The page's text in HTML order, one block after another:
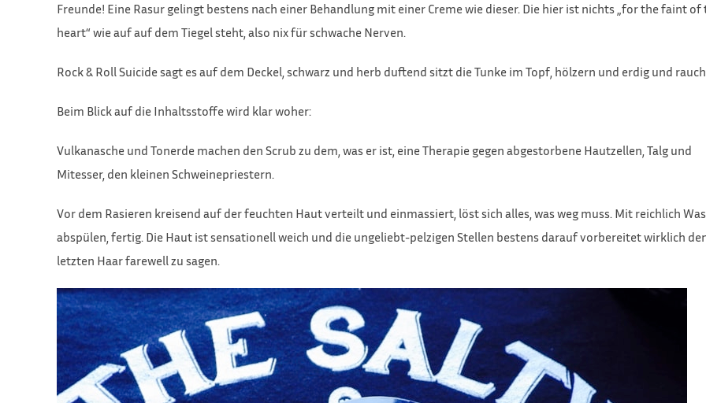
Freunde! Eine Rasur gelingt bestens nach einer Behandlung mit einer Creme wie dieser. Die hier ist nichts „for the faint of
heart“ wie auf auf dem Tiegel steht, also nix für schwache Nerven.
Rock & Roll Suicide sagt es auf dem Deckel, schwarz und herb duftend sitzt die Tunke im Topf, hölzern und erdig und
Beim Blick auf die Inhaltsstoffe wird klar woher:
Vulkanasche und Tonerde machen den Scrub zu dem, was er ist, eine Therapie gegen abgestorbene Hautzellen, Talg und
Mitesser, den kleinen Schweinepriestern.
Vor dem Rasieren kreisend auf der feuchten Haut verteilt und einmassiert, löst sich alles, was weg muss. Mit reichlich
abspülen, fertig. Die Haut ist sensationell weich und die ungeliebt-pelzigen Stellen bestens darauf vorbereitet wirklich
letzten Haar farewell zu sagen.